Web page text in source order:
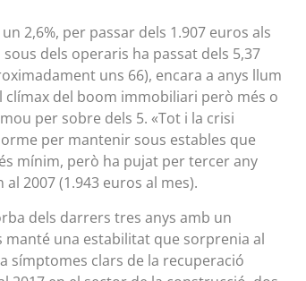
2,6%, per passar dels 1.907 euros als
dels operaris ha passat dels 5,37
uns 66), encara a anys llum
clímax del boom immobiliari però més o
per sobre dels 5. «Tot i la crisi
per mantenir sous estables que
mínim, però ha pujat per tercer any
al 2007 (1.943 euros al mes).
dels darrers tres anys amb un
manté una estabilitat que sorprenia al
símptomes clars de la recuperació